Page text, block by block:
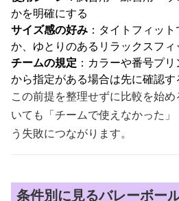
かを明確にする
サイズ感の好み ：タイトフィッ
か、ゆとりのあるリラックスフィ
チームの規定 ：カラーや番号プ
から指定がある場合は先に確認す
この前提を整理せずに比較を始
いても「チームで使えなかった
う失敗につながります。
条件別に見るバレーボー